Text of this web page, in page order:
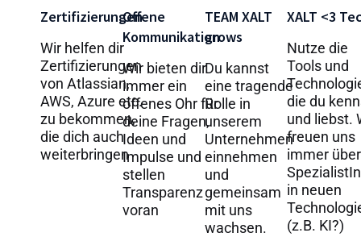
Zertifizierungen
Wir helfen dir
Zertifizierungen
von Atlassian,
AWS, Azure etc.
zu bekommen,
die dich auch
weiterbringen
Offene
Kommunikation
Wir bieten dir
immer ein
offenes Ohr für
deine Fragen,
Ideen und
Impulse und
stellen
Transparenz
voran
TEAM XALT
grows
Du kannst
eine tragende
Rolle in
unserem
Unternehmen
einnehmen
und
gemeinsam
mit uns
wachsen.
XALT <3
Nutze die
Tools und
die du
und liebst.
freuen uns
immer über
in neuen
(z.B. KI?)